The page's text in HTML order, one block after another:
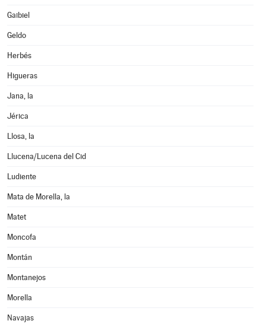
Gaibiel
Geldo
Herbés
Higueras
Jana, la
Jérica
Llosa, la
Llucena/Lucena del Cid
Ludiente
Mata de Morella, la
Matet
Moncofa
Montán
Montanejos
Morella
Navajas